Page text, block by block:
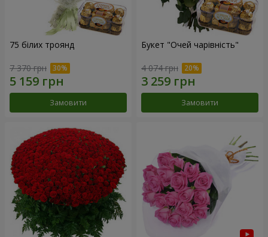
75 білих троянд
7 370 грн
Замовити
Букет "Очей чарівність"
4 074 грн
Замовити